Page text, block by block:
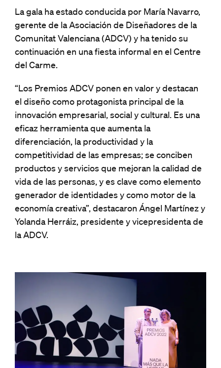
La gala ha estado conducida por María Navarro,
gerente de la Asociación de Diseñadores de la
Comunitat Valenciana (ADCV) y ha tenido su
continuación en una fiesta informal en el Centre
del Carme.
“Los Premios ADCV ponen en valor y destacan
el diseño como protagonista principal de la
innovación empresarial, social y cultural. Es una
eficaz herramienta que aumenta la
diferenciación, la productividad y la
competitividad de las empresas; se conciben
productos y servicios que mejoran la calidad de
vida de las personas, y es clave como elemento
generador de identidades y como motor de la
economía creativa”, destacaron Ángel Martínez y
Yolanda Herráiz, presidente y vicepresidenta de
la ADCV.